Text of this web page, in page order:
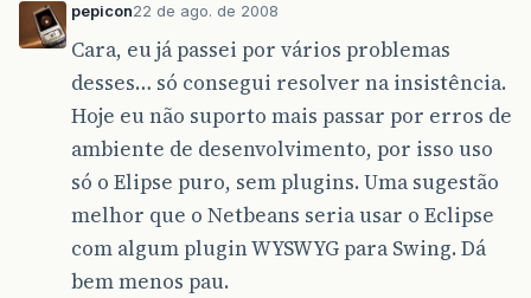
pepicon22 de ago. de 2008
Cara, eu já passei por vários problemas
desses… só consegui resolver na insistência.
Hoje eu não suporto mais passar por erros de
ambiente de desenvolvimento, por isso uso
só o Elipse puro, sem plugins. Uma sugestão
melhor que o Netbeans seria usar o Eclipse
com algum plugin WYSWYG para Swing. Dá
bem menos pau.